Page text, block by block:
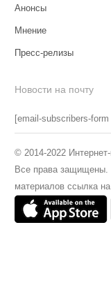
Анонсы
Мнение
Пресс-релизы
Новости на почту
[email-subscribers-
© 2014-2022
Все права защищены.
материалов ссылка на